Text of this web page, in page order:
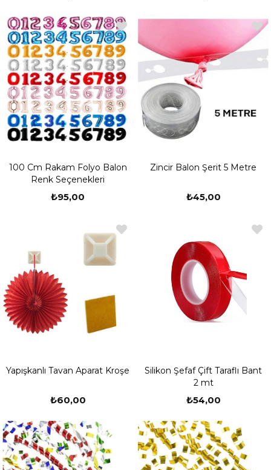
100 Cm Rakam Folyo Balon
Renk Seçenekleri
₺95,00
Zincir Balon Şerit 5 Metre
₺45,00
Yapışkanlı Tavan Aparat Kroşe
₺60,00
Silikon Şefaf Çift Taraflı Bant
2 mt
₺54,00